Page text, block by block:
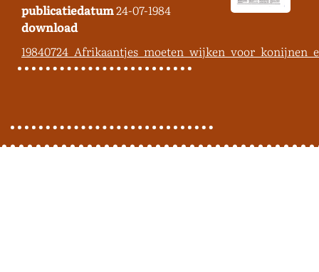
publicatiedatum24-07-1984
download